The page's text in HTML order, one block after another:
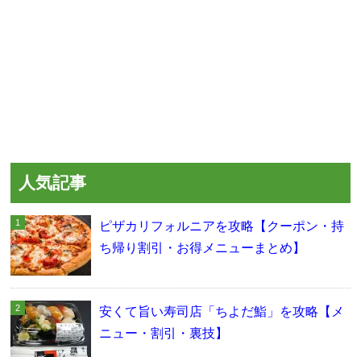
人気記事
ピザカリフォルニアを攻略【クーポン・持
ち帰り割引・お得メニューまとめ】
安くて旨い寿司店「ちよだ鮨」を攻略【メ
ニュー・割引・裏技】